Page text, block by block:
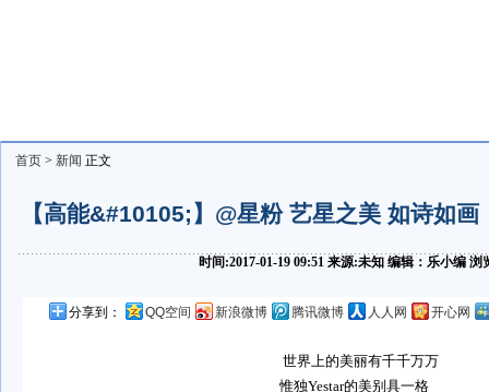
首页 > 新闻 正文
【高能&#10105;】@星粉 艺星之美 如诗如
时间:2017-01-19 09:51 来源:未知 编辑：乐小编
分享到： QQ空间 新浪微博 腾讯微博 人人网 开心网
世界上的美丽有千千万万
惟独Yestar的美别具一格